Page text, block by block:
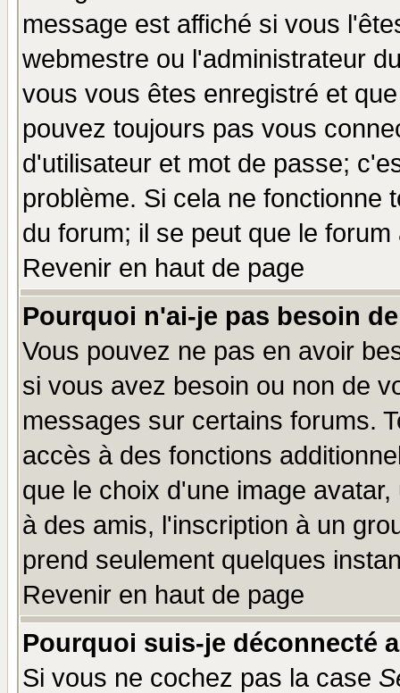
message est affiché si vous
webmestre ou l'administrateur
vous vous êtes enregistré et
pouvez toujours pas vous
d'utilisateur et mot de passe;
problème. Si cela ne fonctionne
du forum; il se peut que le
Revenir en haut de page
Pourquoi n'ai-je pas besoin
Vous pouvez ne pas en avoir
si vous avez besoin ou non de
messages sur certains forums.
accès à des fonctions
que le choix d'une image
à des amis, l'inscription à un
prend seulement quelques
Revenir en haut de page
Pourquoi suis-je déconnecté
Si vous ne cochez pas la case